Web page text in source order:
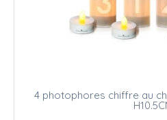
4 photophores chiffre au